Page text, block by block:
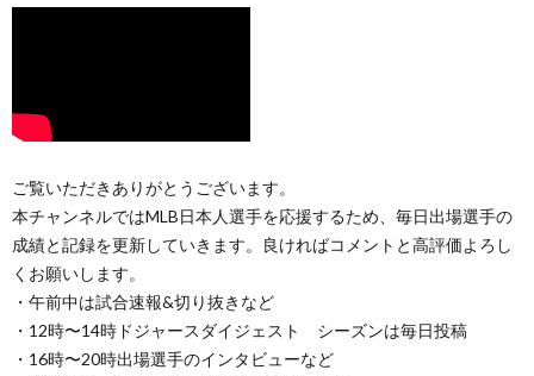
ご覧いただきありがとうございます。
本チャンネルではMLB日本人選手を応援するため、毎日出場選手の
成績と記録を更新していきます。良ければコメントと高評価よろし
くお願いします。
・午前中は試合速報&切り抜きなど
・12時〜14時ドジャースダイジェスト シーズンは毎日投稿
・16時〜20時出場選手のインタビューなど